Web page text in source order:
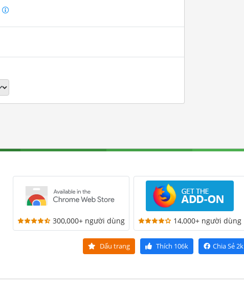
300,000+ người dùng 14,000+ người dùng
Dấu trang Thích 106k Chia Sẻ2k